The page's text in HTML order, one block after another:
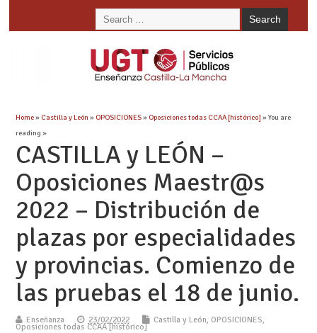
Home» Castilla y León » OPOSICIONES» Oposiciones todas CCAA [histórico] » You are
reading »
CASTILLA y LEÓN –
Oposiciones Maestr@s
2022 – Distribución de
plazas por especialidades
y provincias. Comienzo de
las pruebas el 18 de junio.
Enseñanza 23/02/2022 Castilla y León, OPOSICIONES,
Oposiciones todas CCAA [histórico]